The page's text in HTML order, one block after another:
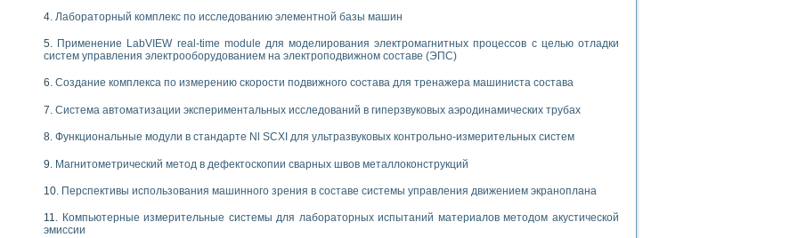
характеристик солнечных элементов и модулей
программно - аппаратного комплекса NI - Motion
газовых пузырьков по данным эхолокационного зондирования с применением технологии виртуальных приборов
стенда для исследования плазменных процессов синтеза нанопорошков
диагностики плазмы
свойств сегнетоэлектриков методом тепловых шумов
и развития дефектов в растущем монокристалле карбида кремния на основе акустической эмиссии и лазерной интерферометрии
импедансный томограф на базе платы сбора данных PCI 6052E
Лабораторный комплекс по исследованию элементной базы машин
Применение LabVIEW real-time module для моделирования электромагнитных процессов с целью отладки
систем управления электрооборудованием на электроподвижном составе (ЭПС)
Создание комплекса по измерению скорости подвижного состава для тренажера машиниста состава
Система автоматизации экспериментальных исследований в гиперзвуковых аэродинамических трубах
Функциональные модули в стандарте Nl SCXI для ультразвуковых контрольно-измерительных систем
Магнитометрический метод в дефектоскопии сварных швов металлоконструкций
Перспективы использования машинного зрения в составе системы управления движением экраноплана
Компьютерные измерительные системы для лабораторных испытаний материалов методом акустической
эмиссии